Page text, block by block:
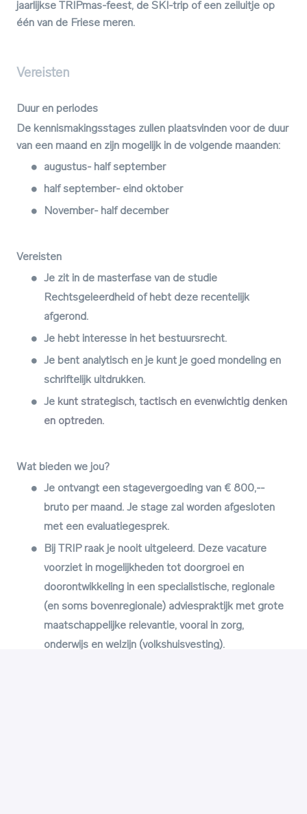
jaarlijkse TRIPmas-feest, de SKI-trip of een zeiluitje op
één van de Friese meren.
Vereisten
Duur en periodes
De kennismakingsstages zullen plaatsvinden voor de duur
van een maand en zijn mogelijk in de volgende maanden:
augustus- half september
half september- eind oktober
November- half december
Vereisten
Je zit in de masterfase van de studie
Rechtsgeleerdheid of hebt deze recentelijk
afgerond.
Je hebt interesse in het bestuursrecht.
Je bent analytisch en je kunt je goed mondeling en
schriftelijk uitdrukken.
Je kunt strategisch, tactisch en evenwichtig denken
en optreden.
Wat bieden we jou?
Je ontvangt een stagevergoeding van € 800,--
bruto per maand. Je stage zal worden afgesloten
met een evaluatiegesprek.
Bij TRIP raak je nooit uitgeleerd. Deze vacature
voorziet in mogelijkheden tot doorgroei en
doorontwikkeling in een specialistische, regionale
(en soms bovenregionale) adviespraktijk met grote
maatschappelijke relevantie, vooral in zorg,
onderwijs en welzijn (volkshuisvesting).